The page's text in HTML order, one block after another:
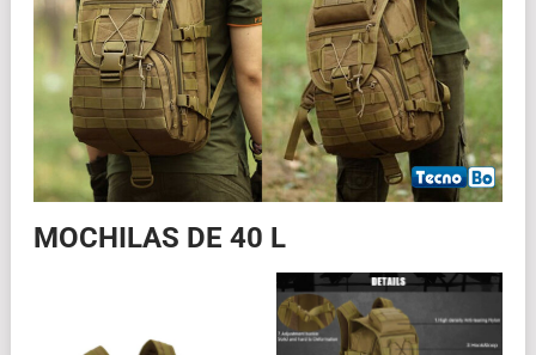
MOCHILAS DE 40 L